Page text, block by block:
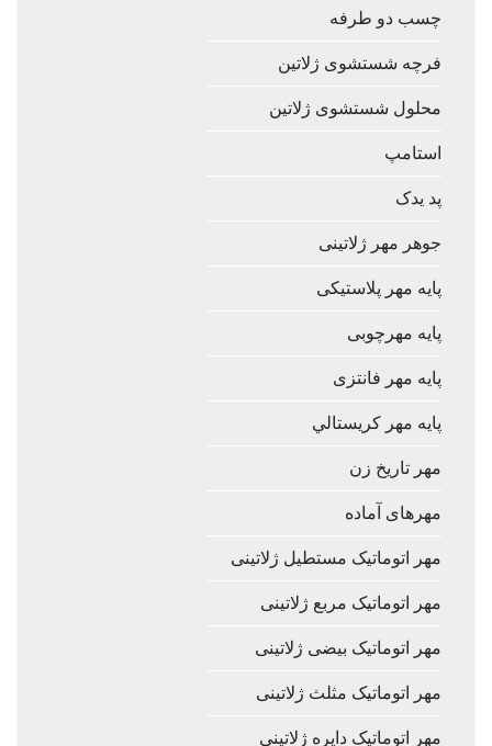
چسب دو طرفه
فرچه شستشوی ژلاتین
محلول شستشوی ژلاتین
استامپ
پد یدک
جوهر مهر ژلاتینی
پایه مهر پلاستیکی
پایه مهرچوبی
پایه مهر فانتزی
پایه مهر كريستالي
مهر تاریخ زن
مهرهای آماده
مهر اتوماتیک مستطیل ژلاتینی
مهر اتوماتیک مربع ژلاتینی
مهر اتوماتیک بیضی ژلاتینی
مهر اتوماتیک مثلث ژلاتینی
مهر اتوماتیک دایره ژلاتینی